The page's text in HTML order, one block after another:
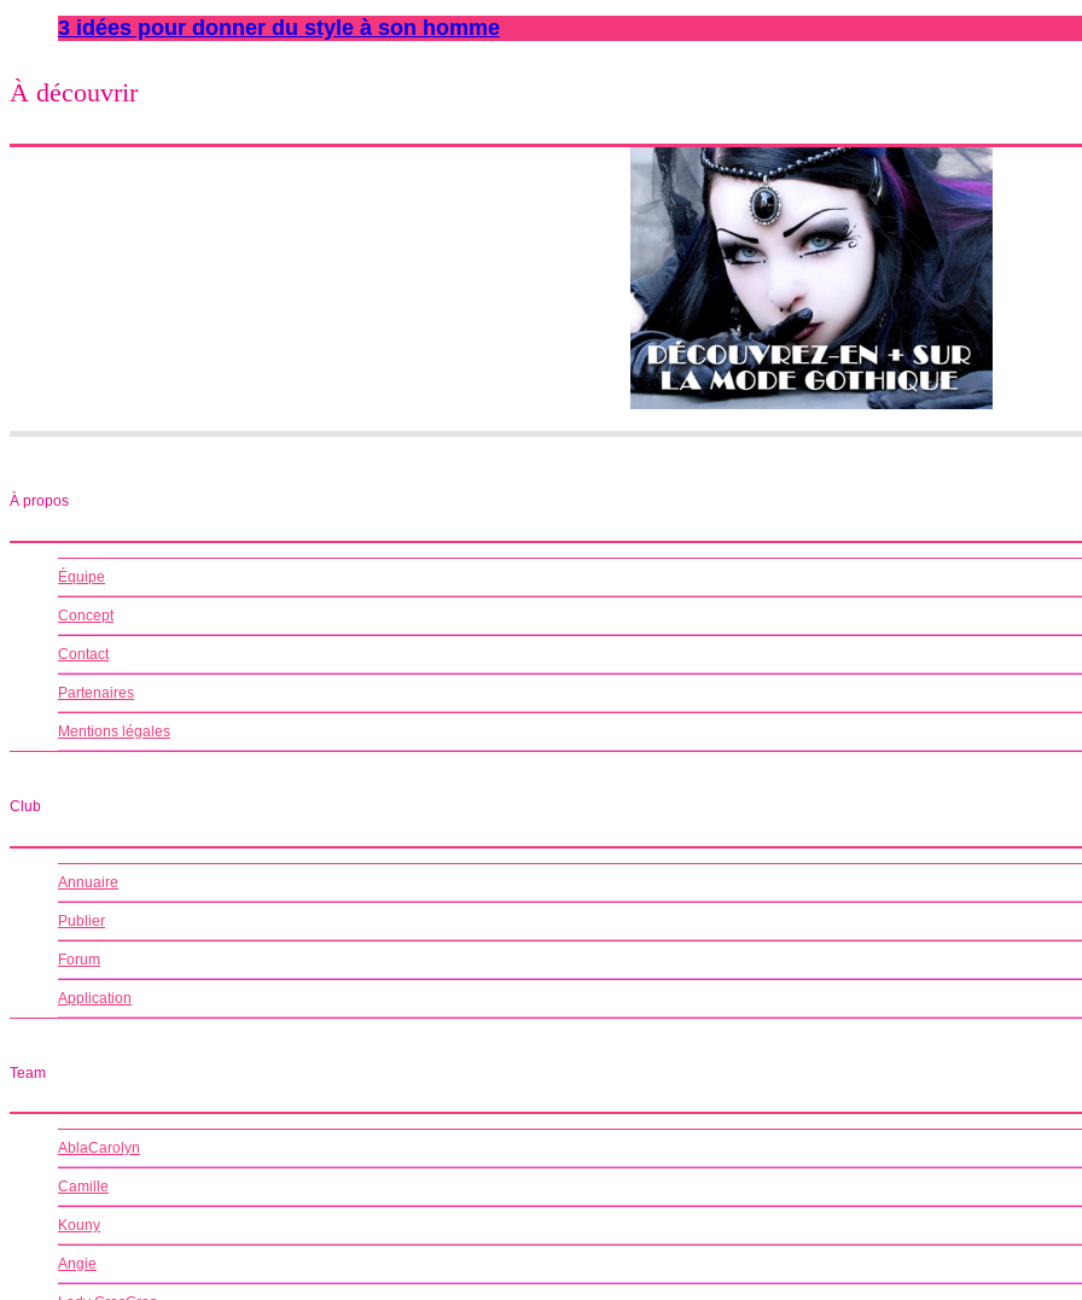
3 idées pour donner du style à son homme
À découvrir
À propos
Équipe
Concept
Contact
Partenaires
Mentions légales
Club
Annuaire
Publier
Forum
Application
Team
AblaCarolyn
Camille
Kouny
Angie